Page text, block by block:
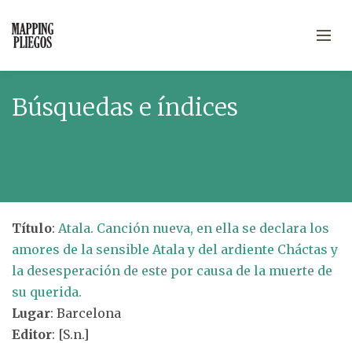
Búsquedas e índices
Título: Atala. Canción nueva, en ella se declara los
amores de la sensible Atala y del ardiente Cháctas y
la desesperación de este por causa de la muerte de
su querida.
Lugar: Barcelona
Editor: [S.n.]